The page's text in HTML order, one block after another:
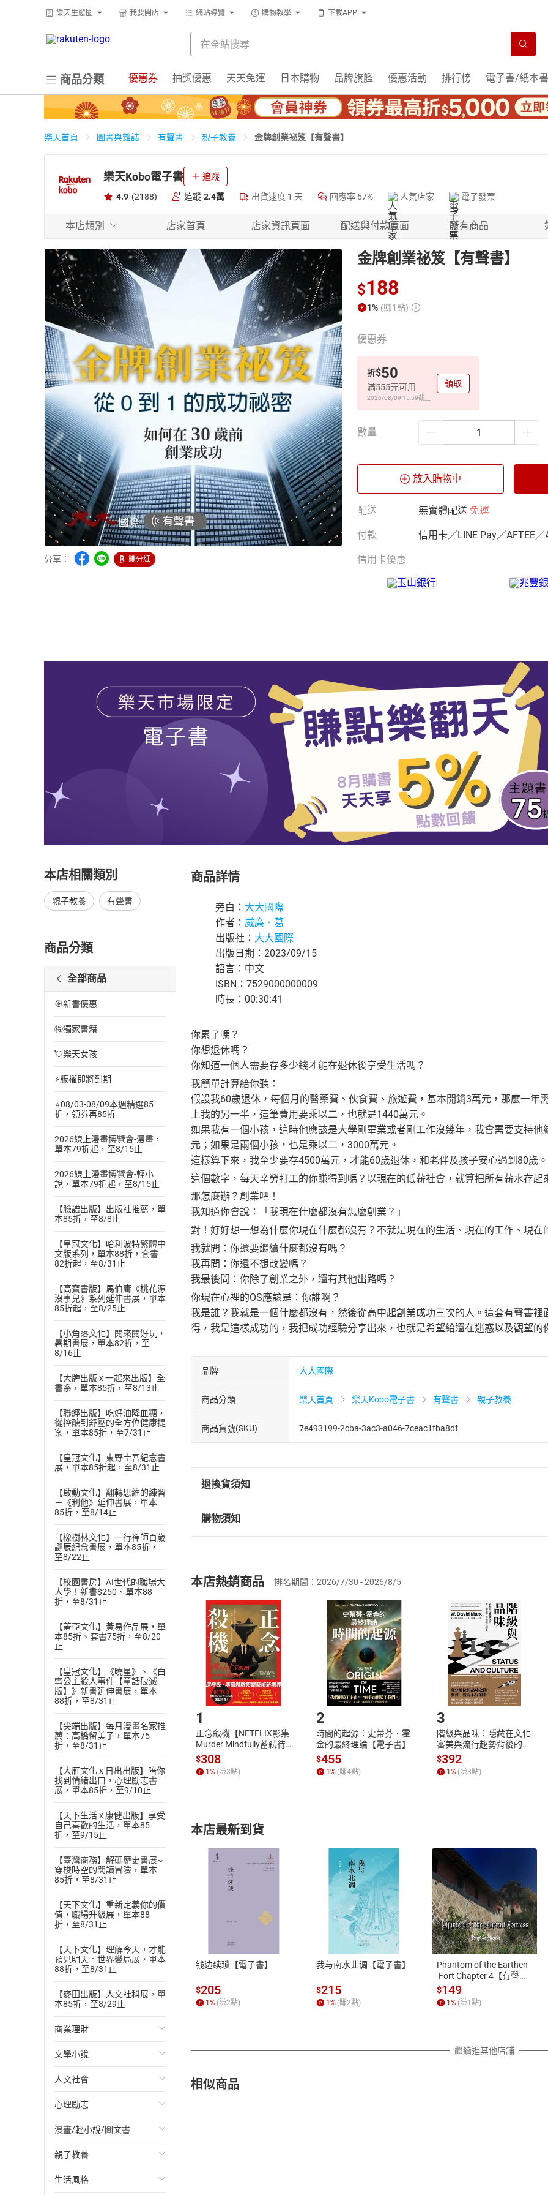
樂天生態圈 我要開店 網站導覽 購物教學 下載APP
商品分類 優惠券 抽獎優惠 天天免運 日本購物 品牌旗艦 優惠活動 排行榜 電子書/紙本書
樂天首頁 圖書與雜誌 有聲書 親子教養 金牌創業祕笈【有聲書】
樂天Kobo電子書 追蹤
4.9 (2188) 追蹤 2.4萬 出貨速度 1 天 回應率 57% 人氣店家 電子發票
本店類別 店家首頁 店家資訊頁面 配送與付款頁面 所有商品
分享： 賺分紅
金牌創業祕笈【有聲書】
$188
1% (賺1點)
優惠券
折$50
滿555元可用
2026/08/09 15:59截止
領取
數量
放入購物車
配送 無實體配送 免運
付款 信用卡／LINE Pay／AFTEE／
信用卡優惠
本店相關類別
親子教養 有聲書
商品分類
全部商品
🎯新書優惠
🉐獨家書籍
💘樂天女孩
⚡版權即將到期
⭐08/03-08/09本週精選85
折，領券再85折
2026線上漫畫博覽會-漫畫，
單本79折起，至8/15止
2026線上漫畫博覽會-輕小
說，單本79折起，至8/15止
【臉譜出版】出版社推薦，單
本85折，至8/8止
【皇冠文化】哈利波特繁體中
文版系列，單本88折，套書
82折起，至8/31止
【高寶書版】馬伯庸《桃花源
沒事兒》系列延伸書展，單本
85折起，至8/25止
【小角落文化】閱來閱好玩，
暑期書展，單本82折，至
8/16止
【大牌出版 x 一起來出版】全
書系，單本85折，至8/13止
【聯經出版】吃好油降血糖，
從控醣到舒壓的全方位健康提
案，單本85折，至7/31止
【皇冠文化】東野圭吾紀念書
展，單本85折起，至8/31止
【啟動文化】翻轉思維的練習
－《利他》延伸書展，單本
85折，至8/14止
【橡樹林文化】一行禪師百歲
誕辰紀念書展，單本85折，
至8/22止
【校園書房】AI世代的職場大
人學！新書$250、單本88
折，至8/31止
【蓋亞文化】黃易作品展，單
本85折、套書75折，至8/20
止
【皇冠文化】《曉星》、《白
雪公主殺人事件【童話破滅
版】》新書延伸書展，單本
88折，至8/31止
【尖端出版】每月漫畫名家推
薦：高橋留美子，單本75
折，至8/31止
【大雁文化 x 日出出版】陪你
找到情緒出口，心理勵志書
展，單本85折，至9/10止
【天下生活 x 康健出版】享受
自己喜歡的生活，單本85
折，至9/15止
【臺灣商務】解碼歷史書展~
穿梭時空的閱讀冒險，單本
85折，至8/31止
【天下文化】重新定義你的價
值，職場升級展，單本88
折，至8/31止
【天下文化】理解今天，才能
預見明天。世界變局展，單本
88折，至8/31止
【麥田出版】人文社科展，單
本85折，至8/29止
商業理財
投資理財
經濟/趨勢
財務/金融
管理/領導
職場工作術
成功法
文學小說
歐美文學
日本文學
韓國文學
華文文學
經典文學
人文社會
國際關係
政治
社會科學
台灣/中國歷史
心理勵志
心靈成長/情緒
人際關係
兩性關係
漫畫/輕小說/圖文書
輕小說
奇幻/科幻
親子教養
教育現場
生活風格
商品詳情
旁白： 大大國際
作者： 威廉．葛
出版社： 大大國際
出版日期：2023/09/15
語言：中文
ISBN：7529000000009
時長：00:30:41
你累了嗎？
你想退休嗎？
你知道一個人需要存多少錢才能在退休後享受生活嗎？
我簡單計算給你聽：
假設我60歲退休，每個月的醫藥費、伙食費、旅遊費，基本開銷3萬元，那麼一年
上我的另一半，這筆費用要乘以二，也就是1440萬元。
如果我有一個小孩，這時他應該是大學剛畢業或者剛工作沒幾年，我會需要支持
元；如果是兩個小孩，也是乘以二，3000萬元。
這樣算下來，我至少要存4500萬元，才能60歲退休，和老伴及孩子安心過到80歲。
這個數字，每天辛勞打工的你賺得到嗎？以現在的低薪社會，就算把所有薪水存
那怎麼辦？創業吧！
我知道你會說：「我現在什麼都沒有怎麼創業？」
對！好好想一想為什麼你現在什麼都沒有？不就是現在的生活、現在的工作、現
我就問：你還要繼續什麼都沒有嗎？
我再問：你還不想改變嗎？
我最後問：你除了創業之外，還有其他出路嗎？
你現在心裡的OS應該是：你誰啊？
我是誰？我就是一個什麼都沒有，然後從高中起創業成功三次的人。這套有聲書
得，我是這樣成功的，我把成功經驗分享出來，也就是希望給還在迷惑以及觀望
品牌 大大國際
商品分類 樂天首頁 樂天Kobo電子書 有聲書 親子教養
商品貨號(SKU) 7e493199-2cba-3ac3-a046-7ceac1fba8df
退換貨須知
退換貨規定：
(一)依消費者保護法第19條第1項後段暨通訊交易解除權合理例外情事適用
(二)消費者訂購本店鋪之商品即代表知悉本店鋪所銷售之商品為電子書，
且已下載/存取電子書，不得請求退貨退款。
退貨方式：您欲取消訂單或辦理退貨時，請登入樂天市場，並於「我的訂單
貨」，本店鋪將依您的申請進行審核，待審核通過後將為您辦理退款事宜。
請注意，樂天市場須以整筆訂單為單位進行取消/退貨，恕無法以單支商品取
購物須知
挑選商品
Choose
放入購物車
Shopping cart
登入帳號
Login
購書後，如何開始使用？
Step1.選擇閱讀載具 Step2.登入
付款方式
ATM轉帳、信用卡、LINE PAY、AFTEE
退換貨規範
本店是否提供消費者保護法七日猶
之權利，遽消費者保護法及通訊交
除權合理例外情事適用準則，依商
質各有不同規定。詳細退換貨說明
照各商品說明。
本店熱銷商品 排名期間：2026/7/30 - 2026/8/5
1
正念殺機【NETFLIX影集
Murder Mindfully蓄弒待
發】【電子書】
$308
1% (賺3點)
2
時間的起源：史蒂芬．霍
金的最終理論【電子書】
$455
1% (賺4點)
3
階級與品味：隱藏在文化
審美與流行趨勢背後的地
位渴望【電子書】
$392
1% (賺3點)
本店最新到貨
钱边续琐【電子書】
$205
1 % (賺2點)
我与南水北调【電子書】
$215
1 % (賺2點)
Phantom of the Earthen
Fort Chapter 4【有聲
書】
$149
1 % (賺1 點)
繼續逛其他店舖
相似商品